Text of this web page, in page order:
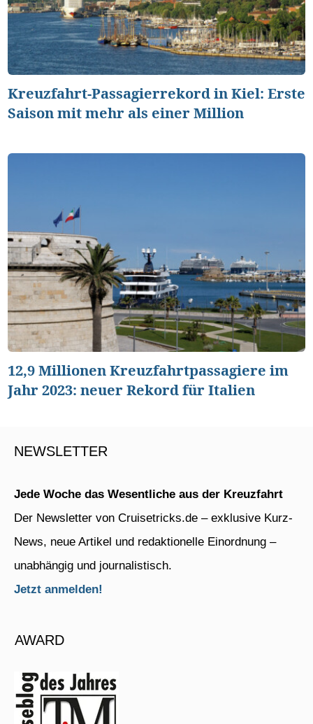
Kreuzfahrt-Passagierrekord in Kiel: Erste
Saison mit mehr als einer Million
12,9 Millionen Kreuzfahrtpassagiere im
Jahr 2023: neuer Rekord für Italien
NEWSLETTER
Jede Woche das Wesentliche aus der Kreuzfahrt
Der Newsletter von Cruisetricks.de – exklusive Kurz-
News, neue Artikel und redaktionelle Einordnung –
unabhängig und journalistisch.
Jetzt anmelden!
AWARD